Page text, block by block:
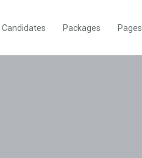
Candidates Packages Pages